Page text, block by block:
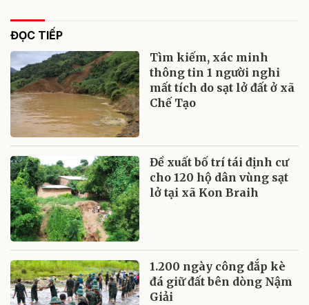
ĐỌC TIẾP
Tìm kiếm, xác minh
thông tin 1 người nghi
mất tích do sạt lở đất ở xã
Chế Tạo
Đề xuất bố trí tái định cư
cho 120 hộ dân vùng sạt
lở tại xã Kon Braih
1.200 ngày công đắp kè
đá giữ đất bên dòng Nậm
Giải